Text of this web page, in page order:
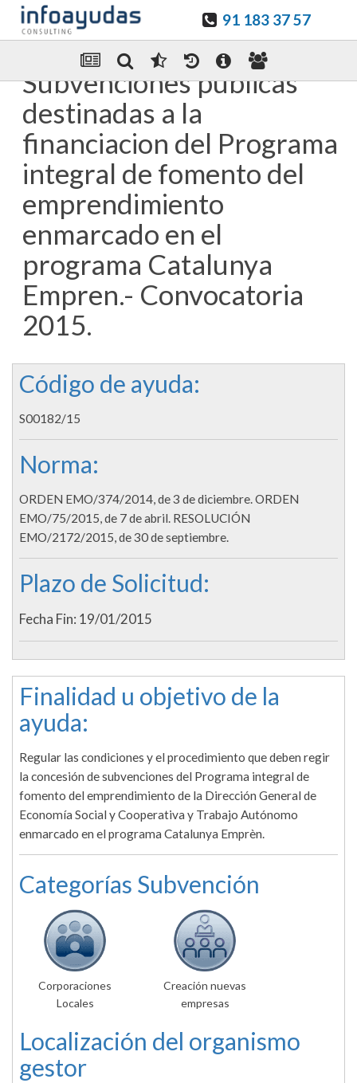
91 183 37 57
Enviar Por email
Subvenciones publicas
destinadas a la
financiacion del Programa
integral de fomento del
emprendimiento
enmarcado en el
programa Catalunya
Empren.- Convocatoria
2015.
Código de ayuda:
S00182/15
Norma:
ORDEN EMO/374/2014, de 3 de diciembre. ORDEN
EMO/75/2015, de 7 de abril. RESOLUCIÓN
EMO/2172/2015, de 30 de septiembre.
Plazo de Solicitud:
Fecha Fin: 19/01/2015
Finalidad u objetivo de la
ayuda:
Regular las condiciones y el procedimiento que deben regir
la concesión de subvenciones del Programa integral de
fomento del emprendimiento de la Dirección General de
Economía Social y Cooperativa y Trabajo Autónomo
enmarcado en el programa Catalunya Emprèn.
Categorías Subvención
Corporaciones
Locales
Creación nuevas
empresas
Localización del organismo
gestor